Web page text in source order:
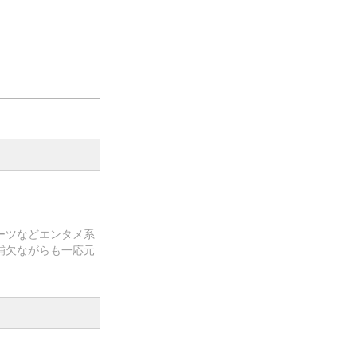
ツなどエンタメ系
欠ながらも一応元